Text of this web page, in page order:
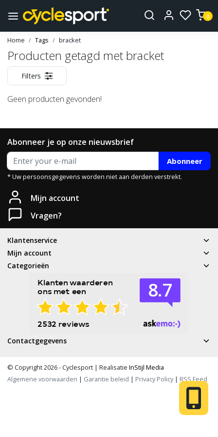
0
Home Tags bracket
Producten getagd met bracket
Filters
Geen producten gevonden!
Abonneer je op onze nieuwsbrief
Abonneer
* Uw persoonsgegevens worden niet aan derden verstrekt.
Mijn account
Vragen?
Klantenservice
Mijn account
Categorieën
Contactgegevens
© Copyright 2026 - Cyclesport | Realisatie InStijl Media
Algemene voorwaarden | Garantie beleid | Privacy Policy| RSS Feed